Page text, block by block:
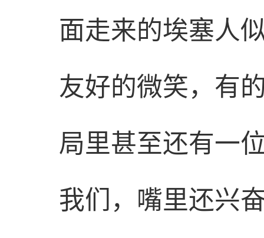
面走来的埃塞人
友好的微笑，有
局里甚至还有一
我们，嘴里还兴